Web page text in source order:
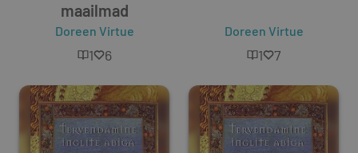
maailmad
Doreen Virtue
1 6
Doreen Virtue
1 7